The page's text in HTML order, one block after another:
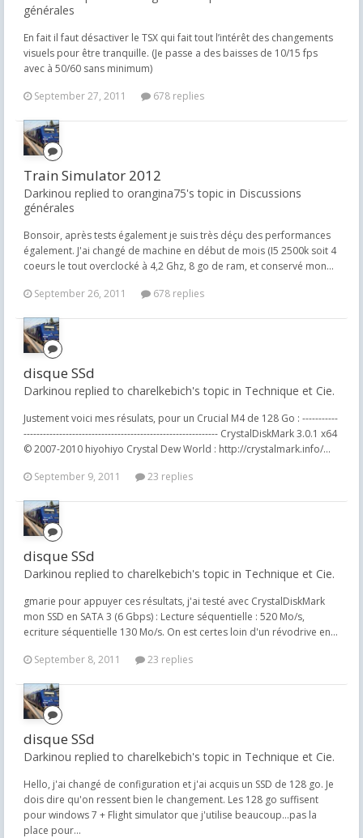
générales
En fait il faut désactiver le TSX qui fait tout l’intérêt des changements
visuels pour être tranquille. (Je passe a des baisses de 10/15 fps
avec à 50/60 sans minimum)
September 27, 2011
678 replies
Train Simulator 2012
Darkinou replied to orangina75's topic in Discussions
générales
Bonsoir, après tests également je suis très déçu des performances
également. J'ai changé de machine en début de mois (I5 2500k soit 4
coeurs le tout overclocké à 4,2 Ghz, 8 go de ram, et conservé mon...
September 26, 2011
678 replies
disque SSd
Darkinou replied to charelkebich's topic in Technique et Cie.
Justement voici mes résulats, pour un Crucial M4 de 128 Go : -----------
------------------------------------------------------------ CrystalDiskMark 3.0.1 x64
© 2007-2010 hiyohiyo Crystal Dew World : http://crystalmark.info/...
September 9, 2011
23 replies
disque SSd
Darkinou replied to charelkebich's topic in Technique et Cie.
gmarie pour appuyer ces résultats, j'ai testé avec CrystalDiskMark
mon SSD en SATA 3 (6 Gbps) : Lecture séquentielle : 520 Mo/s,
ecriture séquentielle 130 Mo/s. On est certes loin d'un révodrive en...
September 8, 2011
23 replies
disque SSd
Darkinou replied to charelkebich's topic in Technique et Cie.
Hello, j'ai changé de configuration et j'ai acquis un SSD de 128 go. Je
dois dire qu'on ressent bien le changement. Les 128 go suffisent
pour windows 7 + Flight simulator que j'utilise beaucoup...pas la
place pour...